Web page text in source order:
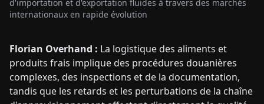
Florian Overhand : La logistique des aliments et
produits frais implique des procédures douanières
complexes, des inspections et de la documentation,
tandis que les retards et les perturbations de la chaîne
d'importation et d'exportation fluides à travers des marchés
internationaux en rapide évolution